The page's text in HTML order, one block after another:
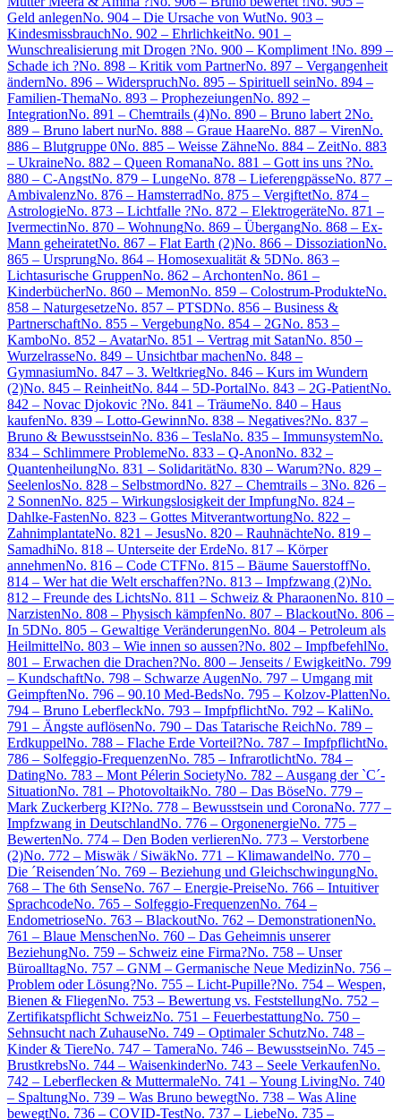
Geld anlegenNo. 904 – Die Ursache von WutNo. 903 –
KindesmissbrauchNo. 902 – EhrlichkeitNo. 901 –
Wunschrealisierung mit Drogen ?No. 900 – Kompliment !No. 899 –
Schade ich ?No. 898 – Kritik vom PartnerNo. 897 – Vergangenheit
ändernNo. 896 – WiderspruchNo. 895 – Spirituell seinNo. 894 –
Familien-ThemaNo. 893 – ProphezeiungenNo. 892 –
IntegrationNo. 891 – Chemtrails (4)No. 890 – Bruno labert 2No.
889 – Bruno labert nurNo. 888 – Graue HaareNo. 887 – VirenNo.
886 – Blutgruppe 0No. 885 – Weisse ZähneNo. 884 – ZeitNo. 883
– UkraineNo. 882 – Queen RomanaNo. 881 – Gott ins uns ?No.
880 – C-AngstNo. 879 – LungeNo. 878 – LieferengpässeNo. 877 –
AmbivalenzNo. 876 – HamsterradNo. 875 – VergiftetNo. 874 –
AstrologieNo. 873 – Lichtfalle ?No. 872 – ElektrogeräteNo. 871 –
IvermectinNo. 870 – WohnungNo. 869 – ÜbergangNo. 868 – Ex-
Mann geheiratetNo. 867 – Flat Earth (2)No. 866 – DissoziationNo.
865 – UrsprungNo. 864 – Homosexualität & 5DNo. 863 –
Lichtasurische GruppenNo. 862 – ArchontenNo. 861 –
KinderbücherNo. 860 – MemonNo. 859 – Colostrum-ProdukteNo.
858 – NaturgesetzeNo. 857 – PTSDNo. 856 – Business &
PartnerschaftNo. 855 – VergebungNo. 854 – 2GNo. 853 –
KamboNo. 852 – AvatarNo. 851 – Vertrag mit SatanNo. 850 –
WurzelrasseNo. 849 – Unsichtbar machenNo. 848 –
GymnasiumNo. 847 – 3. WeltkriegNo. 846 – Kurs im Wundern
(2)No. 845 – ReinheitNo. 844 – 5D-PortalNo. 843 – 2G-PatientNo.
842 – Novac Djokovic ?No. 841 – TräumeNo. 840 – Haus
kaufenNo. 839 – Lotto-GewinnNo. 838 – Negatives?No. 837 –
Bruno & BewusstseinNo. 836 – TeslaNo. 835 – ImmunsystemNo.
834 – Schlimmere ProblemeNo. 833 – Q-AnonNo. 832 –
QuantenheilungNo. 831 – SolidaritätNo. 830 – Warum?No. 829 –
SeelenlosNo. 828 – SelbstmordNo. 827 – Chemtrails – 3No. 826 –
2 SonnenNo. 825 – Wirkungslosigkeit der ImpfungNo. 824 –
Dahlke-FastenNo. 823 – Gottes MitverantwortungNo. 822 –
ZahnimplantateNo. 821 – JesusNo. 820 – RauhnächteNo. 819 –
SamadhiNo. 818 – Unterseite der ErdeNo. 817 – Körper
annehmenNo. 816 – Code CTFNo. 815 – Bäume SauerstoffNo.
814 – Wer hat die Welt erschaffen?No. 813 – Impfzwang (2)No.
812 – Freunde des LichtsNo. 811 – Schweiz & PharaonenNo. 810 –
NarzistenNo. 808 – Physisch kämpfenNo. 807 – BlackoutNo. 806 –
In 5DNo. 805 – Gewaltige VeränderungenNo. 804 – Petroleum als
HeilmittelNo. 803 – Wie innen so aussen?No. 802 – ImpfbefehlNo.
801 – Erwachen die Drachen?No. 800 – Jenseits / EwigkeitNo. 799
– KundschaftNo. 798 – Schwarze AugenNo. 797 – Umgang mit
GeimpftenNo. 796 – 90.10 Med-BedsNo. 795 – Kolzov-PlattenNo.
794 – Bruno LeberfleckNo. 793 – ImpfpflichtNo. 792 – KaliNo.
791 – Ängste auflösenNo. 790 – Das Tatarische ReichNo. 789 –
ErdkuppelNo. 788 – Flache Erde Vorteil?No. 787 – ImpfpflichtNo.
786 – Solfeggio-FrequenzenNo. 785 – InfrarotlichtNo. 784 –
DatingNo. 783 – Mont Pélerin SocietyNo. 782 – Ausgang der `C´-
SituationNo. 781 – PhotovoltaikNo. 780 – Das BöseNo. 779 –
Mark Zuckerberg KI?No. 778 – Bewusstsein und CoronaNo. 777 –
Impfzwang in DeutschlandNo. 776 – OrgonenergieNo. 775 –
BewertenNo. 774 – Den Boden verlierenNo. 773 – Verstorbene
(2)No. 772 – Miswäk / SiwäkNo. 771 – KlimawandelNo. 770 –
Die ´Reisenden´No. 769 – Beziehung und GleichschwingungNo.
768 – The 6th SenseNo. 767 – Energie-PreiseNo. 766 – Intuitiver
SprachcodeNo. 765 – Solfeggio-FrequenzenNo. 764 –
EndometrioseNo. 763 – BlackoutNo. 762 – DemonstrationenNo.
761 – Blaue MenschenNo. 760 – Das Geheimnis unserer
BeziehungNo. 759 – Schweiz eine Firma?No. 758 – Unser
BüroalltagNo. 757 – GNM – Germanische Neue MedizinNo. 756 –
Problem oder Lösung?No. 755 – Licht-Pupille?No. 754 – Wespen,
Bienen & FliegenNo. 753 – Bewertung vs. FeststellungNo. 752 –
Zertifikatspflicht SchweizNo. 751 – FeuerbestattungNo. 750 –
Sehnsucht nach ZuhauseNo. 749 – Optimaler SchutzNo. 748 –
Kinder & TiereNo. 747 – TameraNo. 746 – BewusstseinNo. 745 –
BrustkrebsNo. 744 – WaisenkinderNo. 743 – Seele VerkaufenNo.
742 – Leberflecken & MuttermaleNo. 741 – Young LivingNo. 740
– SpaltungNo. 739 – Was Bruno bewegtNo. 738 – Was Aline
bewegtNo. 736 – COVID-TestNo. 737 – LiebeNo. 735 –